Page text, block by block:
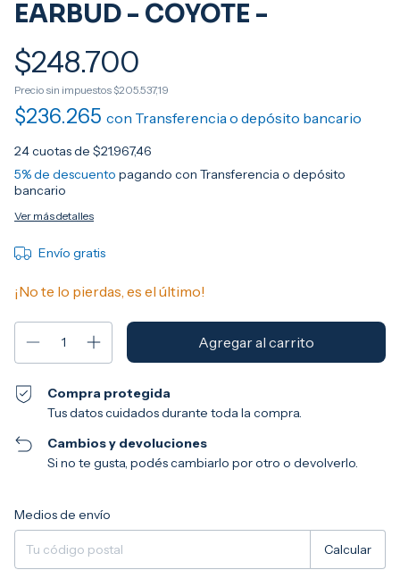
EARBUD - COYOTE -
$248.700
Precio sin impuestos$205.537,19
$236.265 con Transferencia o depósito bancario
24cuotas de $21.967,46
5% de descuento pagando con Transferencia o depósito
bancario
Ver más detalles
Envío gratis
¡No te lo pierdas, es el último!
Compra protegida
Tus datos cuidados durante toda la compra.
Cambios y devoluciones
Si no te gusta, podés cambiarlo por otro o devolverlo.
Entregas para el CP:
Medios de envío
Calcular